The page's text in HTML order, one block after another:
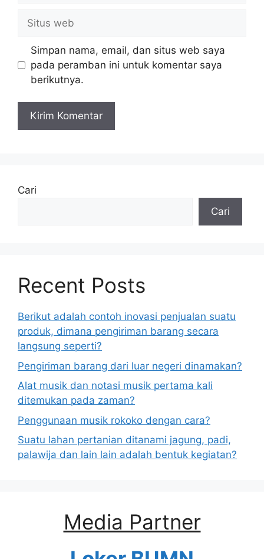
web
Simpan nama, email, dan situs web saya
pada peramban ini untuk komentar saya
berikutnya.
Cari
Cari
Recent Posts
Berikut adalah contoh inovasi penjualan suatu
produk, dimana pengiriman barang secara
langsung seperti?
Pengiriman barang dari luar negeri dinamakan?
Alat musik dan notasi musik pertama kali
ditemukan pada zaman?
Penggunaan musik rokoko dengan cara?
Suatu lahan pertanian ditanami jagung, padi,
palawija dan lain lain adalah bentuk kegiatan?
Media Partner